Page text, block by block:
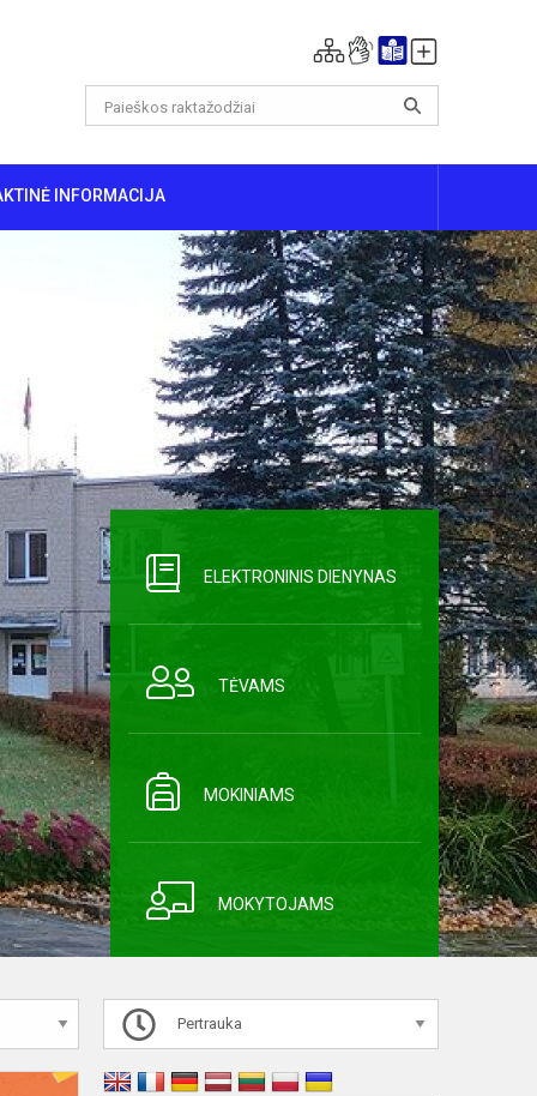
INFORMACIJA
ELEKTRONINIS DIENYNAS
TĖVAMS
MOKINIAMS
MOKYTOJAMS
Pagerbti
Pertrauka